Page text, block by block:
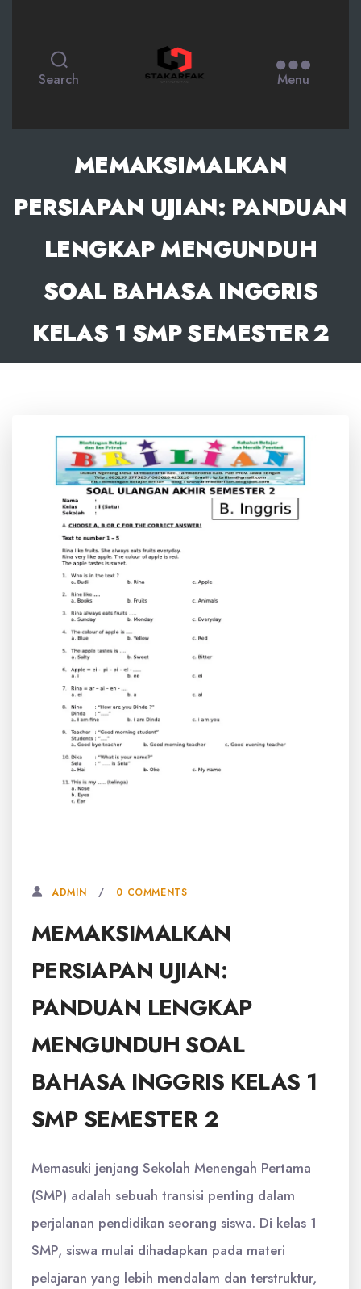
Search Menu
MEMAKSIMALKAN
PERSIAPAN UJIAN: PANDUAN
LENGKAP MENGUNDUH
SOAL BAHASA INGGRIS
KELAS 1 SMP SEMESTER 2
ADMIN 0 COMMENTS
MEMAKSIMALKAN
PERSIAPAN UJIAN:
PANDUAN LENGKAP
MENGUNDUH SOAL
BAHASA INGGRIS KELAS 1
SMP SEMESTER 2
Memasuki jenjang Sekolah Menengah Pertama
(SMP) adalah sebuah transisi penting dalam
perjalanan pendidikan seorang siswa. Di kelas 1
SMP, siswa mulai dihadapkan pada materi
pelajaran yang lebih mendalam dan terstruktur,